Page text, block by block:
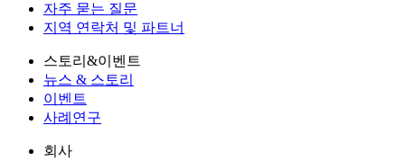
자주 묻는 질문
지역 연락처 및 파트너
스토리&이벤트
뉴스 & 스토리
이벤트
사례연구
회사